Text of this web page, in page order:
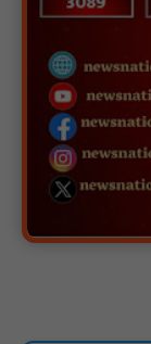
शासकीय धुर्वाराव
राजनांदगांव जिले
देवी जी के
पिड़ावा में चाइनीज
पेश : NN81
हरिनगर में सीसी